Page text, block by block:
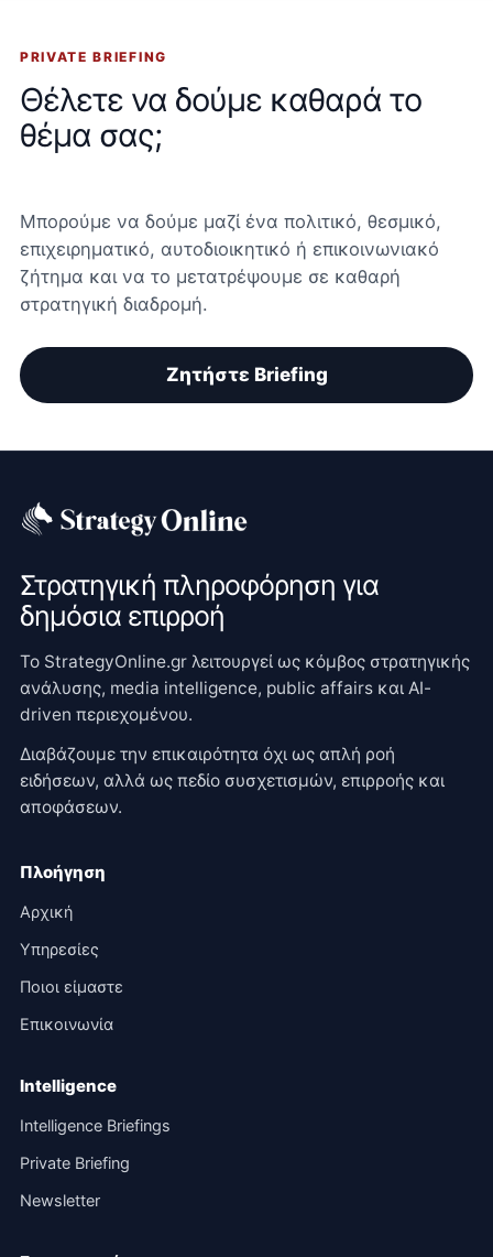
PRIVATE BRIEFING
Θέλετε να δούμε καθαρά το
θέμα σας;
Μπορούμε να δούμε μαζί ένα πολιτικό, θεσμικό,
επιχειρηματικό, αυτοδιοικητικό ή επικοινωνιακό
ζήτημα και να το μετατρέψουμε σε καθαρή
στρατηγική διαδρομή.
Ζητήστε Briefing
Στρατηγική πληροφόρηση για
δημόσια επιρροή
Το StrategyOnline.gr λειτουργεί ως κόμβος στρατηγικής
ανάλυσης, media intelligence, public affairs και AI-
driven περιεχομένου.
Διαβάζουμε την επικαιρότητα όχι ως απλή ροή
ειδήσεων, αλλά ως πεδίο συσχετισμών, επιρροής και
αποφάσεων.
Πλοήγηση
Αρχική
Υπηρεσίες
Ποιοι είμαστε
Επικοινωνία
Intelligence
Intelligence Briefings
Private Briefing
Newsletter